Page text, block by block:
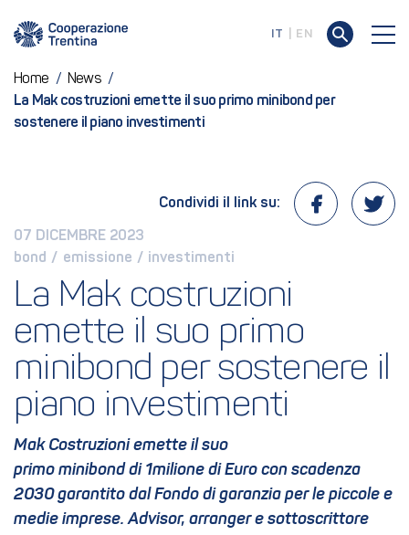
IT EN
Home / News /
La Mak costruzioni emette il suo primo minibond per
sostenere il piano investimenti
07 DICEMBRE 2023
bond / emissione / investimenti
Condividi il link su:
La Mak costruzioni
emette il suo primo
minibond per sostenere il
piano investimenti
Mak Costruzioni emette il suo
primo minibond di 1milione di Euro con scadenza
2030 garantito dal Fondo di garanzia per le piccole e
medie imprese. Advisor, arranger e sottoscrittore